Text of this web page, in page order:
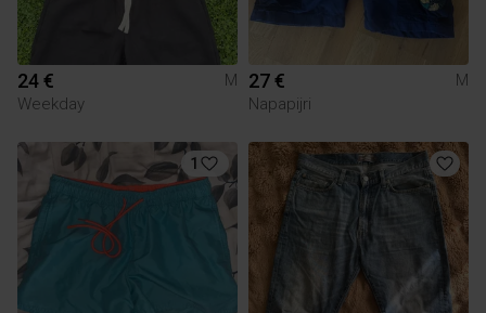
24 €
M
Weekday
27 €
M
Napapijri
1